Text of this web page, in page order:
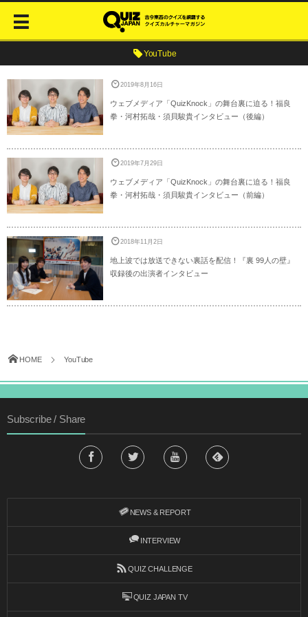
YouTube
2019年8月16日
ウェブメディア「QuizKnock」の舞台裏に迫る！福良
拳・河村拓哉・須貝駿貴インタビュー（後編）
2019年7月29日
ウェブメディア「QuizKnock」の舞台裏に迫る！福良
拳・河村拓哉・須貝駿貴インタビュー（前編）
2018年11月2日
地上波では放送できない裏話を配信！『裏 99人の壁』
収録後の出演者インタビュー
HOME YouTube
Subscribe / Share
NEWS & REPORT
INTERVIEW
QUIZ CHALLENGE
QUIZ JAPAN TV